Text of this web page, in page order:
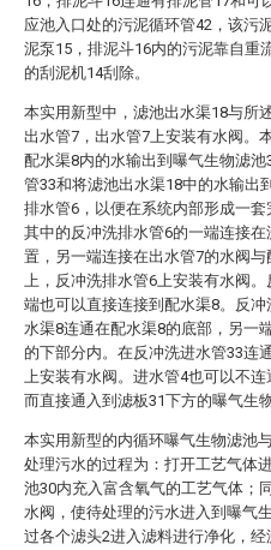
应池入口处的污泥循环管42，该污
泥泵15，排泥斗16内的污泥靠自重
的刮泥机14刮除。
本实用新型中，滤池出水渠18与所
出水管7，出水管7上安装有水阀。
配水渠8内的水输出到曝气生物滤
管33和将滤池出水渠18中的水输出
排水管6，以便在系统内部形成一套
其中的反冲洗排水管6的一端连接
置，另一端连接在出水管7的水阀
上，反冲洗排水管6上安装有水阀
端也可以直接连接到配水渠8。反
水渠8连通在配水渠8的底部，另一
的下部分内。在反冲洗进水管33连
上安装有水阀。进水管4也可以不
而直接通入到滤板31下方的曝气生
本实用新型的内循环曝气生物滤池
处理污水的过程为：打开工艺气体
池30内充入富含氧气的工艺气体；
水阀，使待处理的污水进入到曝气
过各个滤头2进入滤料进行净化，